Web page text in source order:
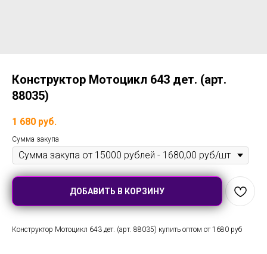
Конструктор Мотоцикл 643 дет. (арт.
88035)
1 680 руб.
Сумма закупа
ДОБАВИТЬ В КОРЗИНУ
Конструктор Мотоцикл 643 дет. (арт. 88035) купить оптом от 1680 руб